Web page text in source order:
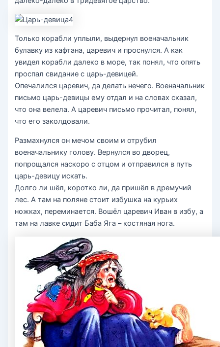
Только корабли уплыли, выдернул военачальник
булавку из кафтана, царевич и проснулся. А как
увидел корабли далеко в море, так понял, что опять
проспал свидание с царь-девицей.
Опечалился царевич, да делать нечего. Военачальник
письмо царь-девицы ему отдал и на словах сказал,
что она велела. А царевич письмо прочитал, понял,
что его заколдовали.
Размахнулся он мечом своим и отрубил
военачальнику голову. Вернулся во дворец,
попрощался наскоро с отцом и отправился в путь
царь-девицу искать.
Долго ли шёл, коротко ли, да пришёл в дремучий
лес. А там на поляне стоит избушка на курьих
ножках, переминается. Вошёл царевич Иван в избу, а
там на лавке сидит Баба Яга – костяная нога.